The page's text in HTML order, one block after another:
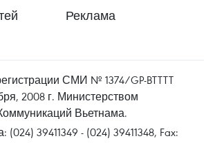
Реклама
СМИ № 1374/GP-BTTTT
2008 г. Министерством
Вьетнама.
39411349 - (024) 39411348, Fax: